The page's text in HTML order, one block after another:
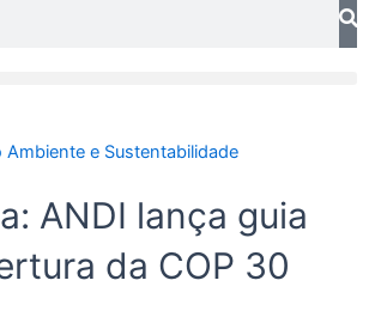
Ambiente e Sustentabilidade
ANDI lança guia
da COP 30